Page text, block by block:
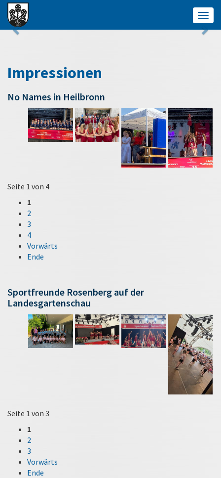
Impressionen
No Names in Heilbronn
Seite 1 von 4
1
2
3
4
Vorwärts
Ende
Sportfreunde Rosenberg auf der
Landesgartenschau
Seite 1 von 3
1
2
3
Vorwärts
Ende